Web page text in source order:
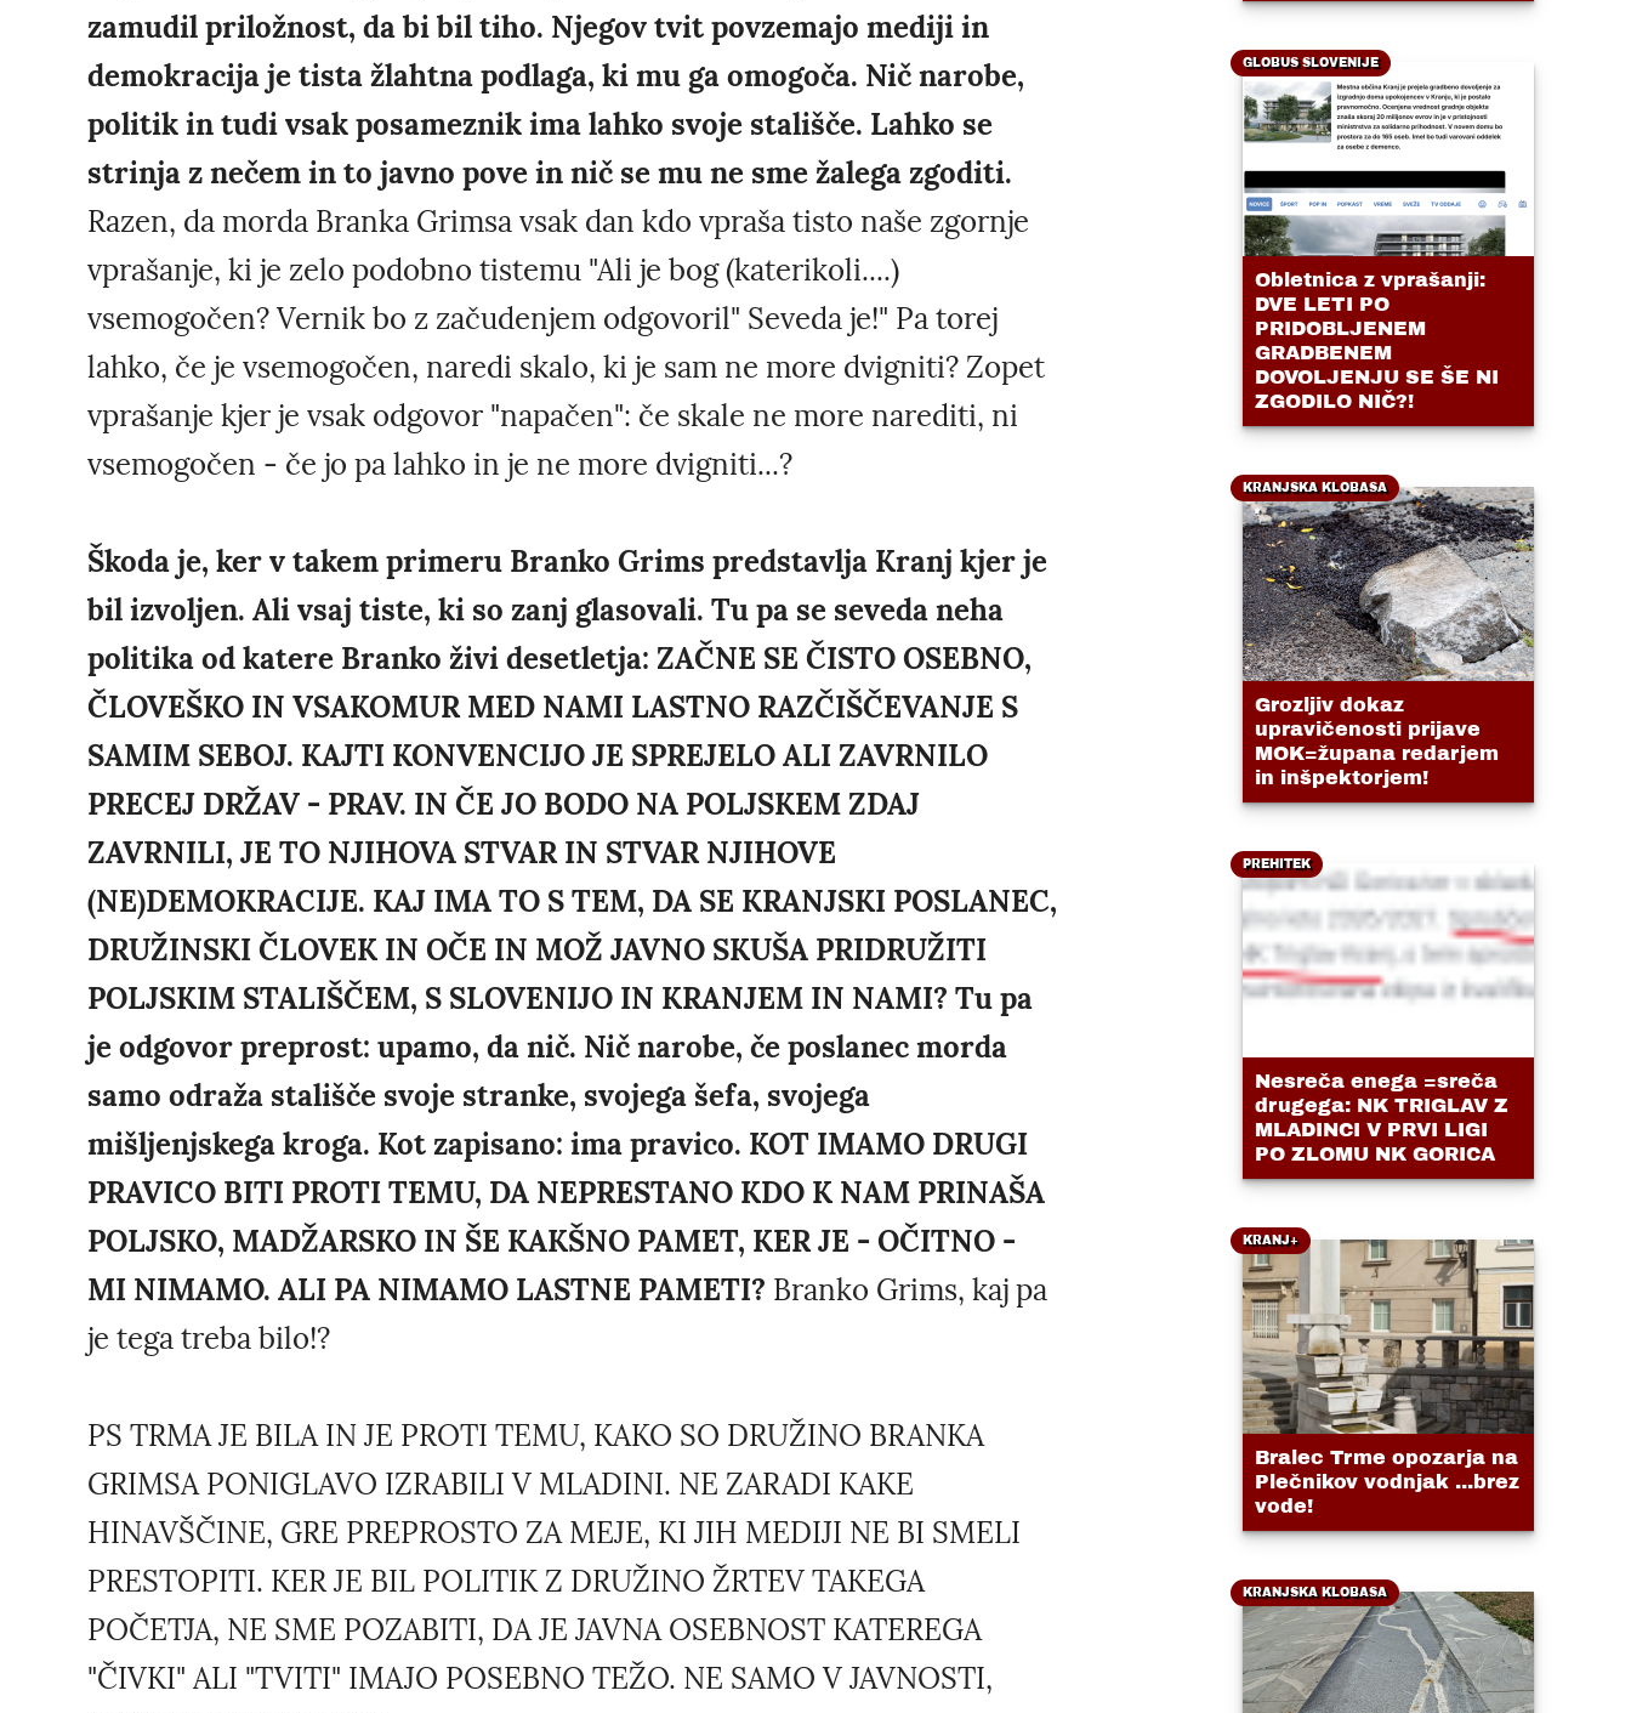
zamudil priložnost, da bi bil tiho. Njegov tvit povzemajo mediji in
demokracija je tista žlahtna podlaga, ki mu ga omogoča. Nič narobe,
politik in tudi vsak posameznik ima lahko svoje stališče. Lahko se
strinja z nečem in to javno pove in nič se mu ne sme žalega zgoditi.
Razen, da morda Branka Grimsa vsak dan kdo vpraša tisto naše zgornje
vprašanje, ki je zelo podobno tistemu "Ali je bog (katerikoli....)
vsemogočen? Vernik bo z začudenjem odgovoril" Seveda je!" Pa torej
lahko, če je vsemogočen, naredi skalo, ki je sam ne more dvigniti? Zopet
vprašanje kjer je vsak odgovor "napačen": če skale ne more narediti, ni
vsemogočen - če jo pa lahko in je ne more dvigniti...?
Škoda je, ker v takem primeru Branko Grims predstavlja Kranj kjer je
bil izvoljen. Ali vsaj tiste, ki so zanj glasovali. Tu pa se seveda neha
politika od katere Branko živi desetletja: ZAČNE SE ČISTO OSEBNO,
ČLOVEŠKO IN VSAKOMUR MED NAMI LASTNO RAZČIŠČEVANJE S
SAMIM SEBOJ. KAJTI KONVENCIJO JE SPREJELO ALI ZAVRNILO
PRECEJ DRŽAV - PRAV. IN ČE JO BODO NA POLJSKEM ZDAJ
ZAVRNILI, JE TO NJIHOVA STVAR IN STVAR NJIHOVE
(NE)DEMOKRACIJE. KAJ IMA TO S TEM, DA SE KRANJSKI POSLANEC,
DRUŽINSKI ČLOVEK IN OČE IN MOŽ JAVNO SKUŠA PRIDRUŽITI
POLJSKIM STALIŠČEM, S SLOVENIJO IN KRANJEM IN NAMI? Tu pa
je odgovor preprost: upamo, da nič. Nič narobe, če poslanec morda
samo odraža stališče svoje stranke, svojega šefa, svojega
mišljenjskega kroga. Kot zapisano: ima pravico. KOT IMAMO DRUGI
PRAVICO BITI PROTI TEMU, DA NEPRESTANO KDO K NAM PRINAŠA
POLJSKO, MADŽARSKO IN ŠE KAKŠNO PAMET, KER JE - OČITNO -
MI NIMAMO. ALI PA NIMAMO LASTNE PAMETI? Branko Grims, kaj pa
je tega treba bilo!?
PS TRMA JE BILA IN JE PROTI TEMU, KAKO SO DRUŽINO BRANKA
GRIMSA PONIGLAVO IZRABILI V MLADINI. NE ZARADI KAKE
HINAVŠČINE, GRE PREPROSTO ZA MEJE, KI JIH MEDIJI NE BI SMELI
PRESTOPITI. KER JE BIL POLITIK Z DRUŽINO ŽRTEV TAKEGA
POČETJA, NE SME POZABITI, DA JE JAVNA OSEBNOST KATEREGA
"ČIVKI" ALI "TVITI" IMAJO POSEBNO TEŽO. NE SAMO V JAVNOSTI,
GLOBUS SLOVENIJE
Obletnica z vprašanji:
DVE LETI PO
PRIDOBLJENEM
GRADBENEM
DOVOLJENJU SE ŠE NI
ZGODILO NIČ?!
KRANJSKA KLOBASA
Grozljiv dokaz
upravičenosti prijave
MOK=župana redarjem
in inšpektorjem!
PREHITEK
Nesreča enega =sreča
drugega: NK TRIGLAV Z
MLADINCI V PRVI LIGI
PO ZLOMU NK GORICA
KRANJ+
Bralec Trme opozarja na
Plečnikov vodnjak ...brez
vode!
KRANJSKA KLOBASA